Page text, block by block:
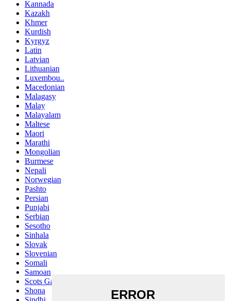
Kannada
Kazakh
Khmer
Kurdish
Kyrgyz
Latin
Latvian
Lithuanian
Luxembou..
Macedonian
Malagasy
Malay
Malayalam
Maltese
Maori
Marathi
Mongolian
Burmese
Nepali
Norwegian
Pashto
Persian
Punjabi
Serbian
Sesotho
Sinhala
Slovak
Slovenian
Somali
Samoan
Scots Gaelic
Shona